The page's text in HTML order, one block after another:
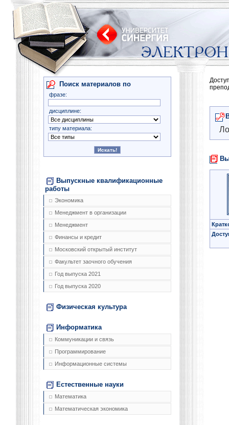
Поиск материалов по
фразе:
дисциплине:
типу материала:
Выпускные квалификационные
работы
Экономика
Менеджмент в организации
Менеджмент
Финансы и кредит
Московский открытый институт
Факультет заочного обучения
Год выпуска 2021
Год выпуска 2020
Физическая культура
Информатика
Коммуникации и связь
Программирование
Информационные системы
Естественные науки
Математика
Математическая экономика